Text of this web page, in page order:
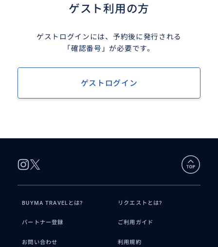
ゲスト利用の方
ゲストログインには、予約後に発行される
「確認番号」が必要です。
ゲストログイン
BUYMA TRAVELとは? リクエストとは?
パートナー登録 ご利用ガイド
お問い合わせ 利用規約